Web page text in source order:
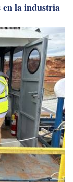
en la industria